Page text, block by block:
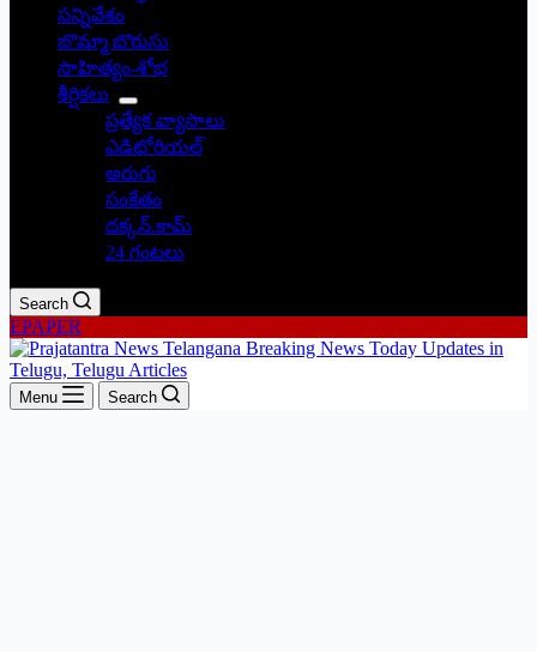
సన్నివేశం
బొమ్మా బొరుసు
సాహిత్యం-శోభ
శీర్షికలు
ప్రత్యేక వ్యాసాలు
ఎడిటోరియల్
అరుగు
సంకేతం
దక్కన్.కామ్
24 గంటలు
Search
EPAPER
Menu Search